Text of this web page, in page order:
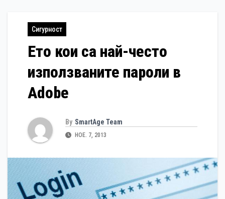
Сигурност
Ето кои са най-често
използваните пароли в
Adobe
By SmartAge Team
НОЕ. 7, 2013